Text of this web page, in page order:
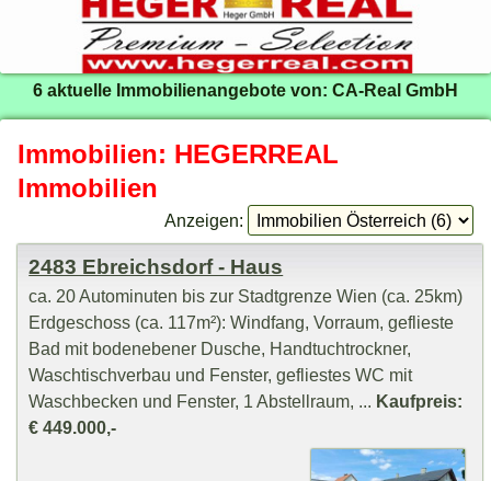
6 aktuelle Immobilienangebote von: CA-Real GmbH
Immobilien: HEGERREAL
Immobilien
Anzeigen:
2483 Ebreichsdorf - Haus
ca. 20 Autominuten bis zur Stadtgrenze Wien (ca. 25km)
Erdgeschoss (ca. 117m²): Windfang, Vorraum, geflieste
Bad mit bodenebener Dusche, Handtuchtrockner,
Waschtischverbau und Fenster, gefliestes WC mit
Waschbecken und Fenster, 1 Abstellraum, ... Kaufpreis:
€ 449.000,-